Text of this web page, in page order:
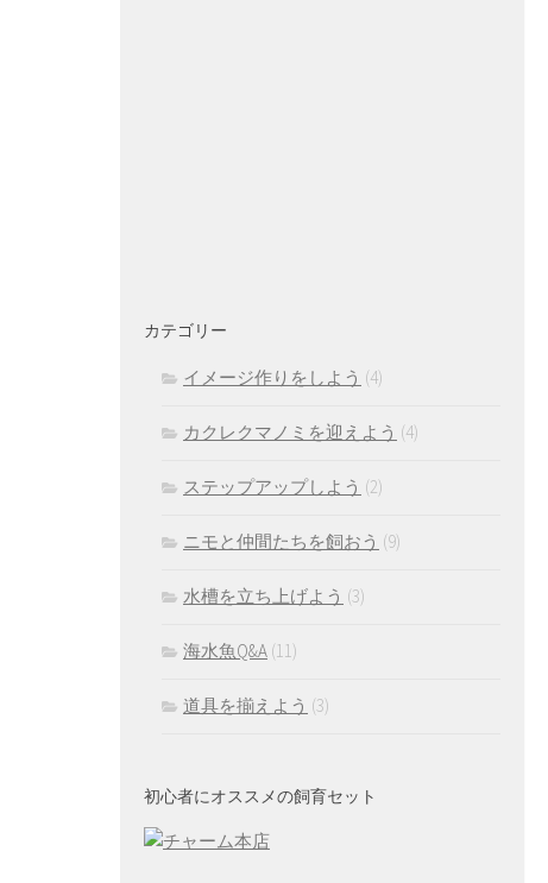
カテゴリー
イメージ作りをしよう (4)
カクレクマノミを迎えよう (4)
ステップアップしよう (2)
ニモと仲間たちを飼おう (9)
水槽を立ち上げよう (3)
海水魚Q&A (11)
道具を揃えよう (3)
初心者にオススメの飼育セット